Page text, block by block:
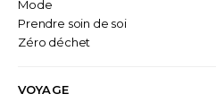
Mode
Prendre soin de soi
Zéro déchet
VOYAGE